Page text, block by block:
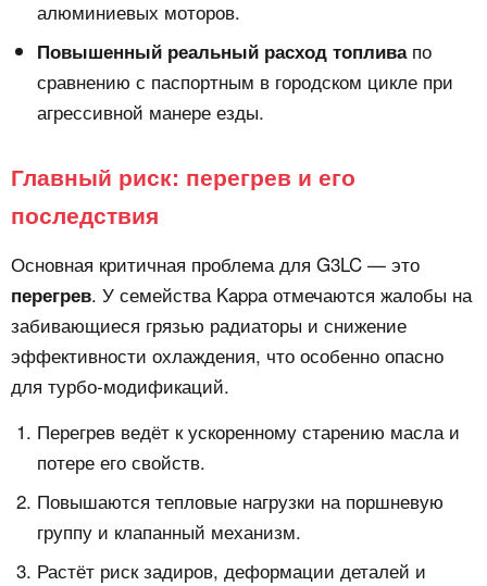
алюминиевых моторов.
Повышенный реальный расход топливапо
сравнению с паспортным в городском цикле при
агрессивной манере езды.
Главный риск: перегрев и его
последствия
Основная критичная проблема для G3LC — это
перегрев. У семейства Kappa отмечаются жалобы на
забивающиеся грязью радиаторы и снижение
эффективности охлаждения, что особенно опасно
для турбо‑модификаций.
Перегрев ведёт к ускоренному старению масла и
потере его свойств.
Повышаются тепловые нагрузки на поршневую
группу и клапанный механизм.
Растёт риск задиров, деформации деталей и